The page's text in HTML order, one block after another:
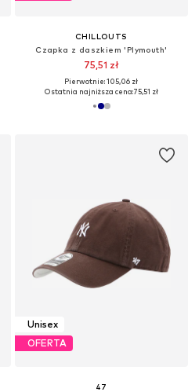
CHILLOUTS
Czapka z daszkiem 'Plymouth'
75,51 zł
Pierwotnie: 105,06 zł
Ostatnia najniższa cena:75,51 zł
Unisex
OFERTA
47